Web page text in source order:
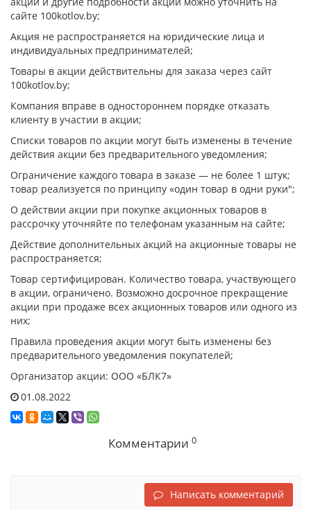
сайте 100kotlov.by;
Акция не распространяется на юридические лица и
индивидуальных предпринимателей;
Товары в акции действительны для заказа через сайт
100kotlov.by;
Компания вправе в одностороннем порядке отказать
клиенту в участии в акции;
Списки товаров по акции могут быть изменены в течение
действия акции без предварительного уведомления;
Ограничение каждого товара в заказе — не более 1 штук;
товар реализуется по принципу «один товар в одни руки";
О действии акции при покупке акционных товаров в
рассрочку уточняйте по телефонам указанным на сайте;
Действие дополнительных акций на акционные товары не
распространяется;
Товар сертифицирован. Количество товара, участвующего
в акции, ограничено. Возможно досрочное прекращение
акции при продаже всех акционных товаров или одного из
них;
Правила проведения акции могут быть изменены без
предварительного уведомления покупателей;
Организатор акции: ООО «БЛК7»
01.08.2022
Комментарии 0
Написать комментарий